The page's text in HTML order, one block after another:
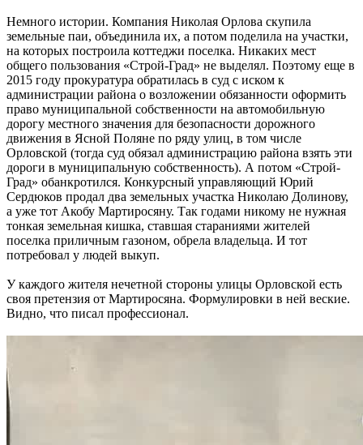
Немного истории. Компания Николая Орлова скупила
земельные паи, объединила их, а потом поделила на участки,
на которых построила коттеджи поселка. Никаких мест
общего пользования «Строй-Град» не выделял. Поэтому еще в
2015 году прокуратура обратилась в суд с иском к
администрации района о возложении обязанности оформить
право муниципальной собственности на автомобильную
дорогу местного значения для безопасности дорожного
движения в Ясной Поляне по ряду улиц, в том числе
Орловской (тогда суд обязал администрацию района взять эти
дороги в муниципальную собственность). А потом «Строй-
Град» обанкротился. Конкурсный управляющий Юрий
Сердюков продал два земельных участка Николаю Долинову,
а уже тот Акобу Мартиросяну. Так годами никому не нужная
тонкая земельная кишка, ставшая стараниями жителей
поселка приличным газоном, обрела владельца. И тот
потребовал у людей выкуп.
У каждого жителя нечетной стороны улицы Орловской есть
своя претензия от Мартиросяна. Формулировки в ней веские.
Видно, что писал профессионал.